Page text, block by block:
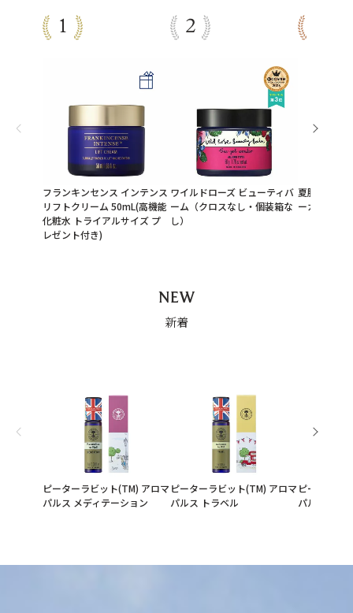
フランキンセンス インテンス
リフトクリーム 50mL(高機能
化粧水 トライアルサイズ プ
レゼント付き)
ワイルドローズ ビューティバ
ーム（クロスなし・個装箱な
し）
夏肌レスキ
ーガン美容
NEW
新着
ピーターラビット(TM) アロマ
パルス メディテーション
ピーターラビット(TM) アロマ
パルス トラベル
ピーターラ
パルス ナイ